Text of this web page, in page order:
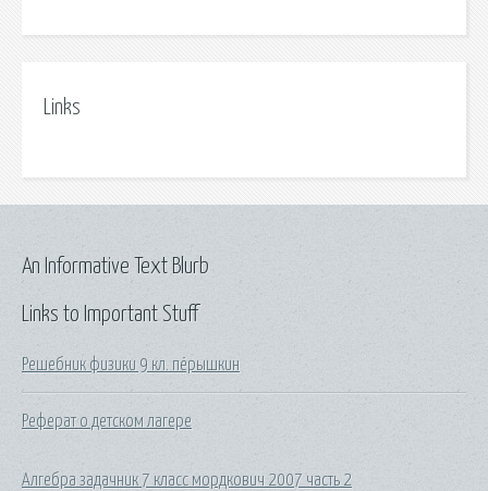
Links
Links to Important Stuff
Решебник физики 9 кл. пёрышкин
Реферат о детском лагере
Алгебра задачник 7 класс мордкович 2007 часть 2
An Informative Text Blurb